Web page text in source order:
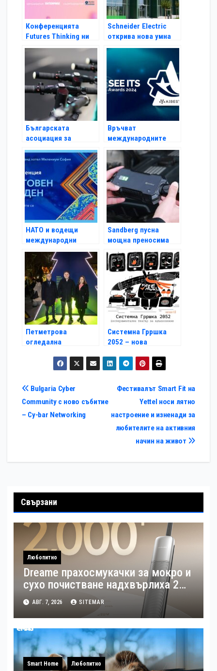
Конференцията
Futures Thinking ни
подготвя за
бъдещето
Schneider Electric
открива нова умна
фабрика в Унгария и
увеличава
производствения си
капацитет в Европа
Българската
асоциация за
електромобилност с
нови съвети за
безопасно
управление на
електрически
тротинетки
Връчват
международните
награди за иновации
и технологии в
бизнеса SEE ITS
Awards 2024 през
ноември
НАТО и водещи
международни
експерти пристигат
в София за 25-ия
Световен ГИС ден
Sandberg пусна
мощна преносима
батерия, която може
да стартира
изтощен акумулатор
на кола
Петметрова
огледална
темата за
толерантността
Системна Грршка
2052 – нова
пиеса се бори срещу
апатията и омразата
Навигация
Фестивалът Smart Fit на
Yettel носи лятно
настроение и изненади за
любителите на активния
начин на живот
Bulgaria Cyber
Community с ново събитие
– Cy-bar Networking
Свързани
Любопитно
Dreame прахосмукачки за мокро и
сухо почистване надхвърлиха 2
000 патентни заявки в световен
мащаб
АВГ. 7, 2026 SITEMAR
Smart Home Любопитно